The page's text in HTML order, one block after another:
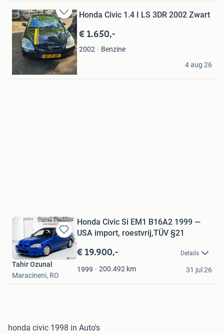
Bewaren
in
Mijn
Favorieten
Honda Civic 1.4 I LS 3DR 2002 Zwart
€ 1.650,-
2002
Benzine
Eugene
Rotterdam
4 aug 26
Bewaren
in
Favorieten
Honda Civic Si EM1 B16A2 1999 —
USA import, roestvrij,TÜV §21
€ 19.900,- Details
1999 200.492 km
Tahir Ozunal
Maracineni, RO
31 jul 26
honda civic 1998 in Auto's